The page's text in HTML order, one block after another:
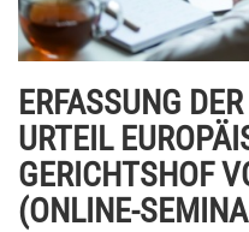
ERFASSUNG
URTEIL
GERICHTSHOF
(ONLINE-